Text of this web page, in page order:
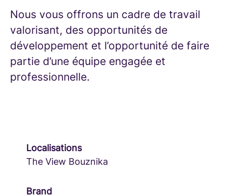
Nous vous offrons un cadre de travail
valorisant, des opportunités de
développement et l’opportunité de faire
partie d’une équipe engagée et
professionnelle.
Localisations
The View Bouznika
Brand